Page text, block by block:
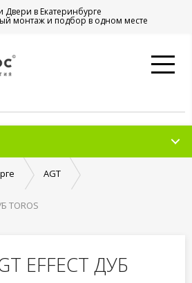
Двери в Екатеринбурге
монтаж и подбор в одном месте
AGT
TOROS
EFFECT ДУБ